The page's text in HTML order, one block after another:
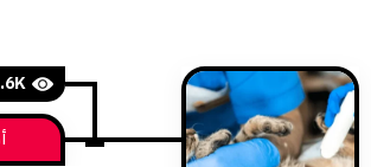
1.6K
أمراض القطط